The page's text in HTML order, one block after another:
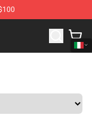
Store